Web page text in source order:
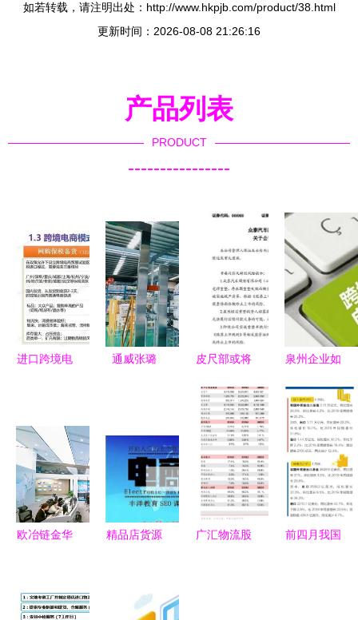
如若转载，请注明出处：http://www.hkpjb.com/product/38.html
更新时间：2026-08-08 21:26:16
产品列表
PRODUCT
----------------
进口跨境电
网络技术服
务
通威张璐
驱动饲料产
业新变革
皮尺部或将
众泰瞄准高
端新能源赛
道，网络技
术服务成新
看点
泉州企业如
贸易代理与
跨境COD
模式高效拓
展老挝市场
欧冶链金华
驱动再生资
精品店货源
一站式解决
广汇物流股
前四月我国